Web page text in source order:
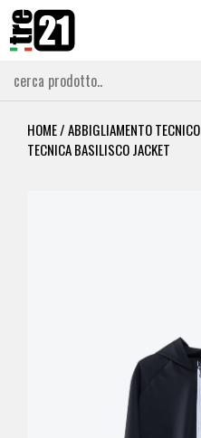
HOME/ABBIGLIAMENTO TECNICO
TECNICA BASILISCO JACKET